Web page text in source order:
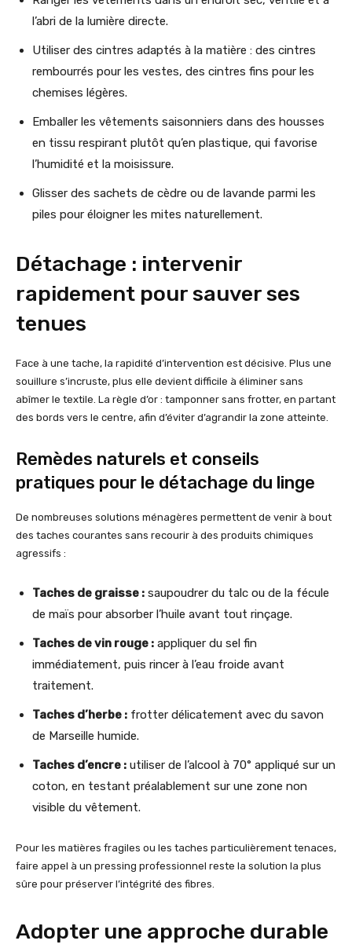
l’abri de la lumière directe.
Utiliser des cintres adaptés à la matière : des cintres
rembourrés pour les vestes, des cintres fins pour les
chemises légères.
Emballer les vêtements saisonniers dans des housses
en tissu respirant plutôt qu’en plastique, qui favorise
l’humidité et la moisissure.
Glisser des sachets de cèdre ou de lavande parmi les
piles pour éloigner les mites naturellement.
Détachage : intervenir
rapidement pour sauver ses
tenues
Face à une tache, la rapidité d’intervention est décisive. Plus une
souillure s’incruste, plus elle devient difficile à éliminer sans
abîmer le textile. La règle d’or : tamponner sans frotter, en partant
des bords vers le centre, afin d’éviter d’agrandir la zone atteinte.
Remèdes naturels et conseils
pratiques pour le détachage du linge
De nombreuses solutions ménagères permettent de venir à bout
des taches courantes sans recourir à des produits chimiques
agressifs :
Taches de graisse : saupoudrer du talc ou de la fécule
de maïs pour absorber l’huile avant tout rinçage.
Taches de vin rouge : appliquer du sel fin
immédiatement, puis rincer à l’eau froide avant
traitement.
Taches d’herbe : frotter délicatement avec du savon
de Marseille humide.
Taches d’encre : utiliser de l’alcool à 70° appliqué sur un
coton, en testant préalablement sur une zone non
visible du vêtement.
Pour les matières fragiles ou les taches particulièrement tenaces,
faire appel à un pressing professionnel reste la solution la plus
sûre pour préserver l’intégrité des fibres.
Adopter une approche durable